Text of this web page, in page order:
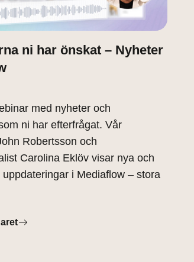
ni har önskat – Nyheter
med nyheter och
ni har efterfrågat. Vår
Robertsson och
Carolina Eklöv visar nya och
i Mediaflow – stora